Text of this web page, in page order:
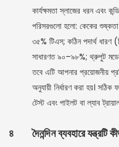
কার্যক্ষমতা স্লাজের ধরন এবং
পরিসরগুলো হলো: কেকের
৩৫% টিএস; কঠিন পদার্থ ধারণ
সাধারণত ৯০–৯৮%; থ্রুপুট
তবে এটি আপনার প্রয়োজনীয়
অনুযায়ী নির্ধারণ করা হয়।
টেস্ট এবং পাইলট বা ল্যাব
৪ দৈনন্দিন ব্যবহারে যন্ত্রটি